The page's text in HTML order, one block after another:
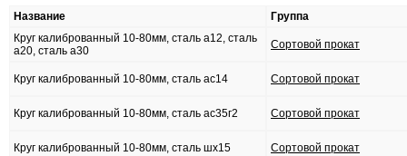
Название
Группа
Круг калиброванный 10-80мм, сталь а12, сталь
а20, сталь а30
Сортовой прокат
Круг калиброванный 10-80мм, сталь ас14 Сортовой прокат
Круг калиброванный 10-80мм, сталь ас35г2 Сортовой прокат
Круг калиброванный 10-80мм, сталь шх15 Сортовой прокат